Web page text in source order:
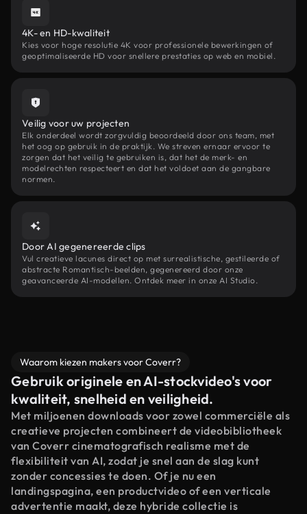
4K- en HD-kwaliteit
Kies voor hoge resolutie 4K voor professionele bewerkingen of
geoptimaliseerde HD voor snellere prestaties op web en mobiel.
Veilig voor uw projecten
Elk onderdeel wordt zorgvuldig beoordeeld door ons team, met
het oog op gebruik in de praktijk. We streven ernaar ervoor te
zorgen dat het veilig te gebruiken is, dat het de merk- en
modelrechten respecteert en dat het voldoet aan de gangbare
normen.
Door AI gegenereerde clips
Vul creatieve lacunes direct op met surrealistische, gestileerde of
abstracte Romantisch-beelden, gegenereerd door onze
geavanceerde AI-modellen. Ontdek meer in onze AI Studio.
Waarom kiezen makers voor Coverr?
Gebruik originele en AI-stockvideo's voor
kwaliteit, snelheid en veiligheid.
Met miljoenen downloads voor zowel commerciële als
creatieve projecten combineert de videobibliotheek
van Coverr cinematografisch realisme met de
flexibiliteit van AI, zodat je snel aan de slag kunt
zonder concessies te doen. Of je nu een
landingspagina, een productvideo of een verticale
advertentie maakt, deze hybride collectie is